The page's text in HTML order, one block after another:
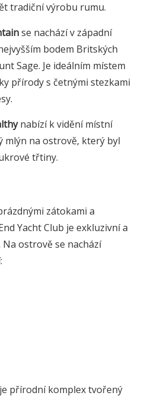
tradiční výrobu rumu.
se nachází v západní
bodem Britských
Sage. Je ideálním místem
přírody s četnými stezkami
nabízí k vidění místní
mlýn na ostrově, který byl
třtiny.
zátokami a
Yacht Club je exkluzivní a
ostrově se nachází
je přírodní komplex tvořený